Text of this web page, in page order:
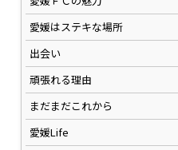
愛媛はステキな場所
出会い
頑張れる理由
まだまだこれから
愛媛Life